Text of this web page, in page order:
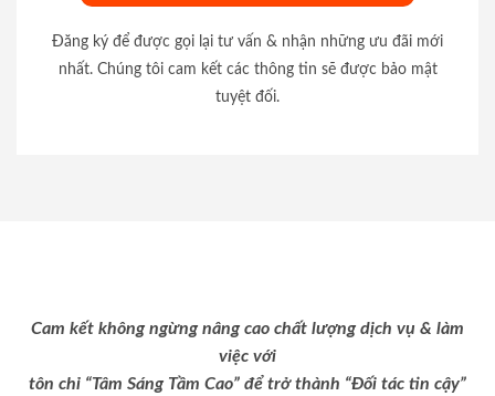
Đăng ký để được gọi lại tư vấn & nhận những ưu đãi mới
nhất. Chúng tôi cam kết các thông tin sẽ được bảo mật
tuyệt đối.
Cam kết không ngừng nâng cao chất lượng dịch vụ & làm
việc với
tôn chỉ “Tâm Sáng Tầm Cao” để trở thành “Đối tác tin cậy”